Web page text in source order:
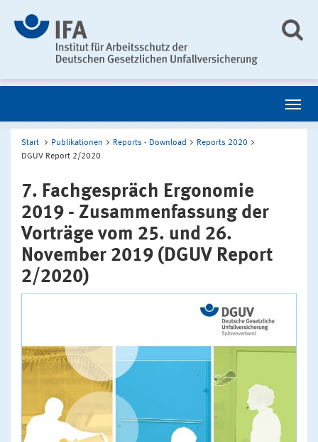
Start Publikationen Reports - Download
Reports 2020
DGUV Report 2/2020
7. Fachgespräch Ergonomie
2019 - Zusammenfassung der
Vorträge vom 25. und 26.
November 2019 (DGUV Report
2/2020)